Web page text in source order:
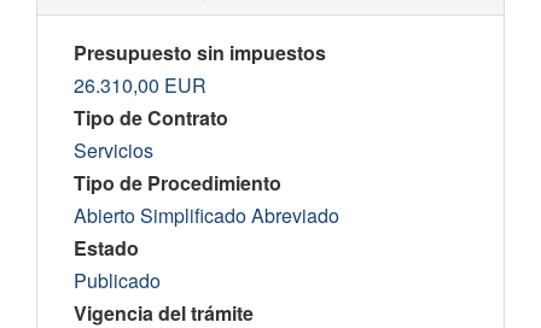
Presupuesto sin impuestos
26.310,00 EUR
Tipo de Contrato
Servicios
Tipo de Procedimiento
Abierto Simplificado Abreviado
Estado
Publicado
Vigencia del trámite